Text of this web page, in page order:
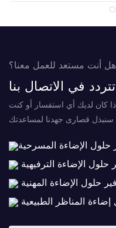
هل أنت مستعد للعمل معنا؟
تتردد في الاتصال بنا
كان لديك أي استفسار أو كنت
حلول الإضاءة المسرحية
حلول الإضاءة الترفيهية
حلول الإضاءة المهنية
المناظر الطبيعية